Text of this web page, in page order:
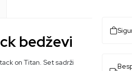
bedževi
on Titan. Set sadrži